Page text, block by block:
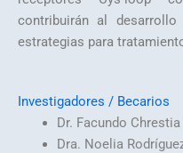
contribuirán al
estrategias para
Investigadores / Becarios
Dr. Facundo Chrestia
Dra. Noelia